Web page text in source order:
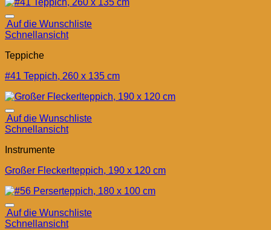
Auf die Wunschliste
Schnellansicht
Teppiche
#41 Teppich, 260 x 135 cm
Auf die Wunschliste
Schnellansicht
Instrumente
Großer Fleckerlteppich, 190 x 120 cm
Auf die Wunschliste
Schnellansicht